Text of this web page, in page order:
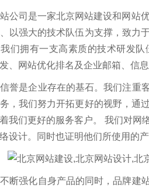
司是一家北京网站建设和网站优
以强大的技术队伍为支撑，致力
们拥有一支高素质的技术研发
、网站优化排名及企业邮箱、信
是企业存在的基石。我们注重客
，我们努力开拓更好的视野，通
我们更好的服务客户。 我们对网
设计。同时也证明他们所使用的
强化自身产品的同时，品牌建站